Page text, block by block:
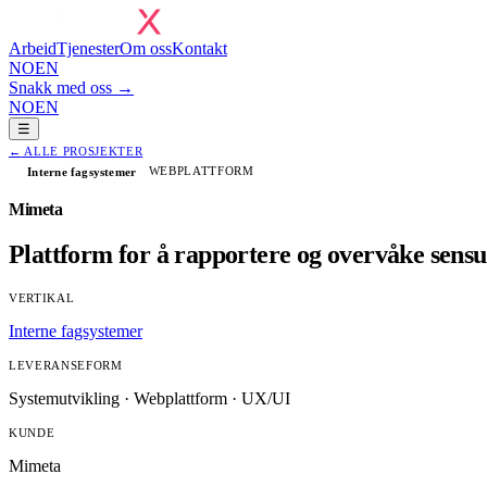
ArbeidTjenesterOm ossKontakt
NOEN
Snakk med oss →
NOEN
☰
← ALLE PROSJEKTER
Interne fagsystemer
WEBPLATTFORM
Mimeta
Plattform for å rapportere og overvåke
VERTIKAL
Interne fagsystemer
LEVERANSEFORM
Systemutvikling · Webplattform · UX/UI
KUNDE
Mimeta